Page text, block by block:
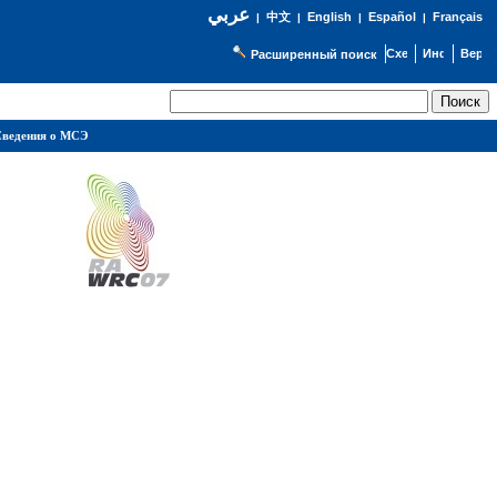
عربي| 中文| English | Español | Français
Расширенный поиск
о МСЭ